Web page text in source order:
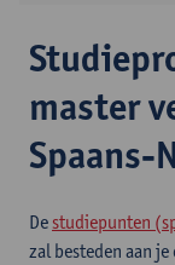
master
Spaans-
De studiepunten
zal besteden aan